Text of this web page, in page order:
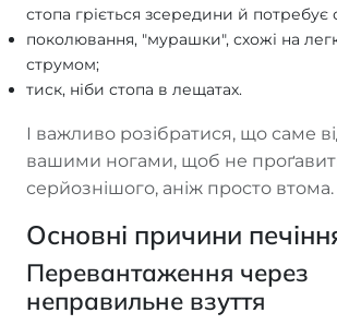
стопа гріється зсередини й
поколювання, "мурашки", схожі на
струмом;
тиск, ніби стопа в лещатах.
І важливо розібратися, що саме
вашими ногами, щоб не
серйознішого, аніж просто втома.
Основні причини
Перевантаження через
неправильне взуття